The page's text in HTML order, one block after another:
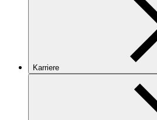
Karriere